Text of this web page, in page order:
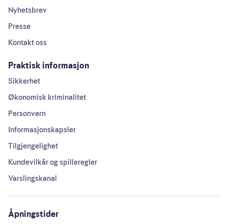
Nyhetsbrev
Presse
Kontakt oss
Praktisk informasjon
Sikkerhet
Økonomisk kriminalitet
Personvern
Informasjonskapsler
Tilgjengelighet
Kundevilkår og spilleregler
Varslingskanal
Åpningstider